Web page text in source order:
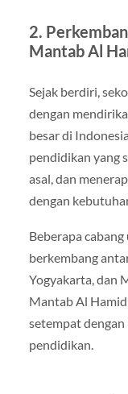
2.
Mantab Al
Sejak berdiri,
dengan
besar di
pendidikan yang
asal, dan
dengan
Beberapa
berkembang
Yogyakarta, dan
Mantab Al
setempat
pendidikan.